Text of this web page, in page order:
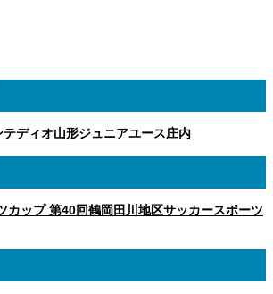
テディオ山形ジュニアユース庄内
カップ 第40回鶴岡田川地区サッカースポーツ